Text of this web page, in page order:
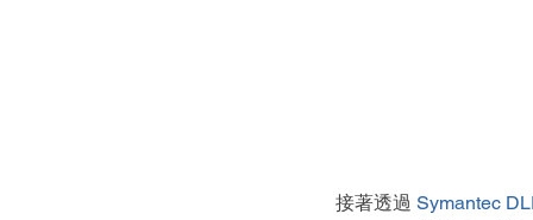
接著透過 Symantec